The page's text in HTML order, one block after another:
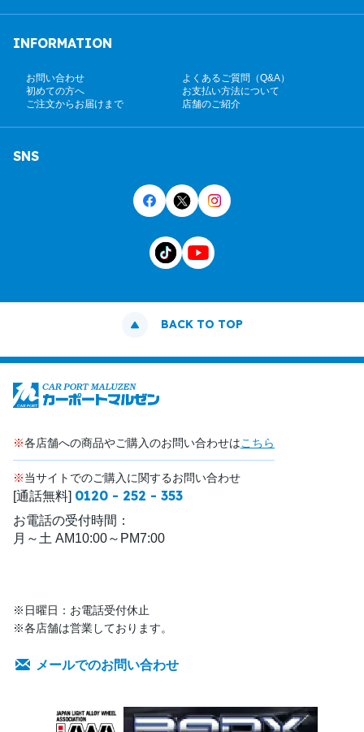
INFORMATION
お問い合わせ
よくあるご質問（Q&A）
初めての方へ
お支払い方法について
ご注文からお届けまで
店舗のご紹介
SNS
BACK TO TOP
※各店舗への商品やご購入のお問い合わせはこちら
※当サイトでのご購入に関するお問い合わせ
[通話無料] 0120 - 252 - 353
お電話の受付時間：
月～土 AM10:00～PM7:00
※日曜日：お電話受付休止
※各店舗は営業しております。
メールでのお問い合わせ